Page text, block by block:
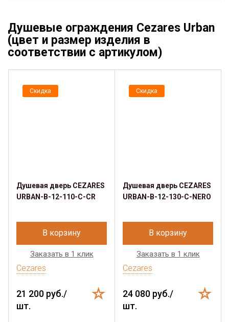
Душевые ограждения Cezares Urban
(цвет и размер изделия в
соответствии с артикулом)
Скидка
Душевая дверь CEZARES
URBAN-B-12-110-C-CR
В корзину
Заказать в 1 клик
Cezares
21 200 руб./
шт.
Скидка
Душевая дверь CEZARES
URBAN-B-12-130-C-NERO
В корзину
Заказать в 1 клик
Cezares
24 080 руб./
шт.